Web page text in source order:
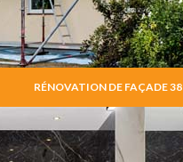
RÉNOVATION DE FAÇADE 38